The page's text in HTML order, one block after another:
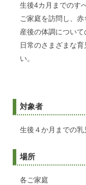
生後4カ月までのす
ご家庭を訪問し、
産後の体調について
日常のさまざまな
い。
対象者
生後４か月までの
場所
各ご家庭